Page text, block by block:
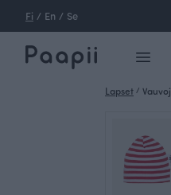
Fi / En / Se
Lapset /